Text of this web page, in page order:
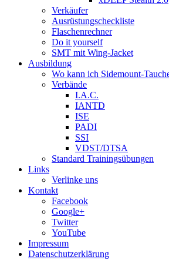
Verkäufer
Ausrüstungscheckliste
Flaschenrechner
Do it yourself
SMT mit Wing-Jacket
Ausbildung
Wo kann ich Sidemount-
Verbände
I.A.C.
IANTD
ISE
PADI
SSI
VDST/DTSA
Standard Trainingsübungen
Links
Verlinke uns
Kontakt
Facebook
Google+
Twitter
YouTube
Impressum
Datenschutzerklärung